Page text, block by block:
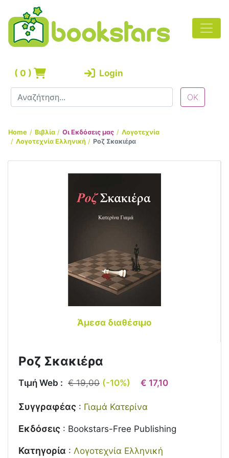
( 0 ) Login
Home Βιβλία Οι Εκδόσεις μας
Λογοτεχνία
Λογοτεχνία Ελληνική
Ροζ Σκακιέρα
Άμεσα διαθέσιμο
Ροζ Σκακιέρα
Τιμή Web : € 19,00 (-10%) € 17,10
Συγγραφέας : Γιαμά Κατερίνα
Εκδόσεις : Bookstars-Free Publishing
Κατηγορία : Λογοτεχνία Ελληνική